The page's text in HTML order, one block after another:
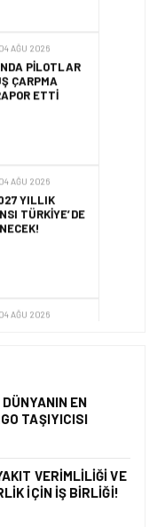
PILOTLAR
ÇARPMA
ETTI
YILLIK
TÜRKIYE’DE
TÜRK
ARTIŞA
ÖNLEMLER
EN
TAŞIYICISI
VERIMLILIĞI VE
IÇIN İŞ BIRLIĞI!